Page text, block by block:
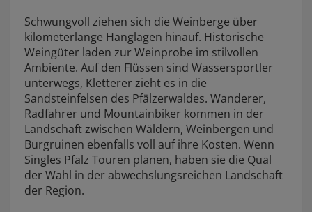
Schwungvoll ziehen sich die Weinberge über
kilometerlange Hanglagen hinauf. Historische
Weingüter laden zur Weinprobe im stilvollen
Ambiente. Auf den Flüssen sind Wassersportler
unterwegs, Kletterer zieht es in die
Sandsteinfelsen des Pfälzerwaldes. Wanderer,
Radfahrer und Mountainbiker kommen in der
Landschaft zwischen Wäldern, Weinbergen und
Burgruinen ebenfalls voll auf ihre Kosten. Wenn
Singles Pfalz Touren planen, haben sie die Qual
der Wahl in der abwechslungsreichen Landschaft
der Region.